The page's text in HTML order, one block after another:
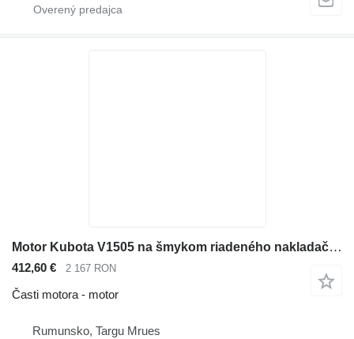
Motor Kubota V1505 na šmykom riadeného nakladača Bobcat 753
412,60 € 2 167 RON
Časti motora - motor
Rumunsko, Targu Mrues